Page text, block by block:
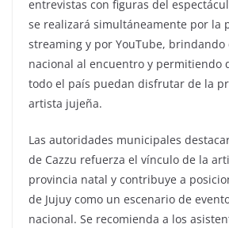
entrevistas con figuras del
se realizará simultáneamente por la
streaming y por YouTube, brindando
nacional al encuentro y permitiendo
todo el país puedan disfrutar de la
artista jujeña.
Las autoridades municipales
de Cazzu refuerza el vínculo de la
provincia natal y contribuye a
de Jujuy como un escenario de
nacional. Se recomienda a los